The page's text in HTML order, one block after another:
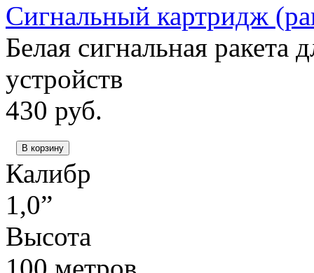
Сигнальный картридж
Белая сигнальная
устройств
430 руб.
В корзину
Калибр
1,0”
Высота